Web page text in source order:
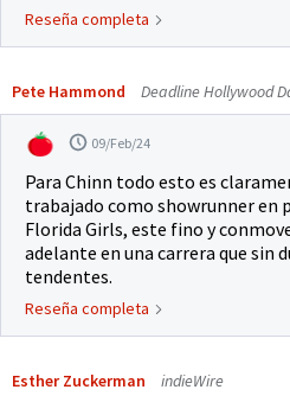
Reseña completa
Pete Hammond Deadline Hollywood
09/Feb/24
Para Chinn todo esto es
trabajado como showrunner en
Florida Girls, este fino y
adelante en una carrera que sin
tendentes.
Reseña completa
Esther Zuckerman indieWire